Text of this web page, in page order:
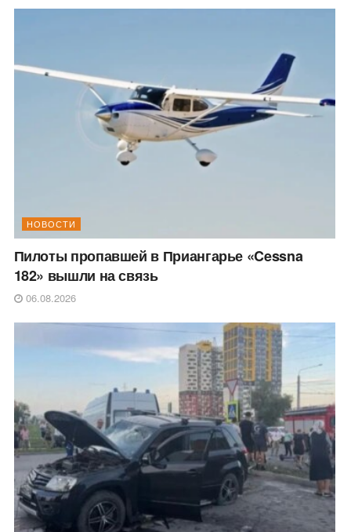
НОВОСТИ
Пилоты пропавшей в Приангарье «Cessna
182» вышли на связь
06.08.2026